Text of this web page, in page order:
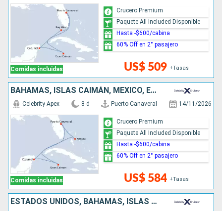
Comidas incluidas US$ 509 +Tasas
Crucero Premium
Paquete All Included Disponible
Hasta -$600/cabina
60% Off en 2° pasajero
BAHAMAS, ISLAS CAIMÁN, MÉXICO, ESTADOS UNIDOS
Comidas incluidas
Celebrity Apex 8 d Puerto Canaveral 14/11/2026
US$ 584 +Tasas
Crucero Premium
Paquete All Included Disponible
Hasta -$600/cabina
60% Off en 2° pasajero
ESTADOS UNIDOS, BAHAMAS, ISLAS CAIMÁN, MÉXICO